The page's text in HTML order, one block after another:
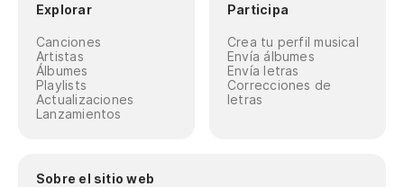
Explorar
Canciones
Artistas
Álbumes
Playlists
Actualizaciones
Lanzamientos
Participa
Crea tu perfil musical
Envía álbumes
Envía letras
Correcciones de
letras
Sobre el sitio web